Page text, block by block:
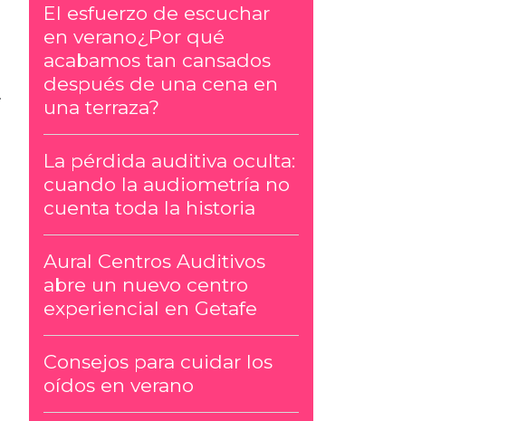
El esfuerzo de escuchar
en verano¿Por qué
acabamos tan cansados
después de una cena en
una terraza?
La pérdida auditiva oculta:
cuando la audiometría no
cuenta toda la historia
Aural Centros Auditivos
abre un nuevo centro
experiencial en Getafe
Consejos para cuidar los
oídos en verano